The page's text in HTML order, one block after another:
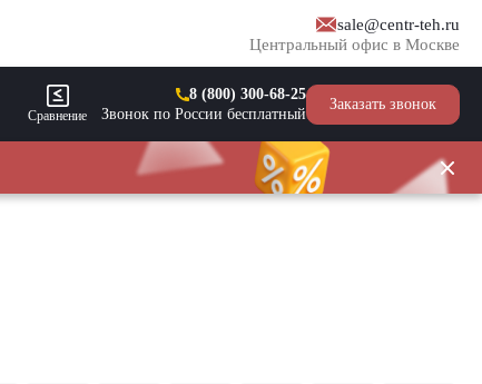
sale@centr-teh.ru
Центральный офис в Москве
Сравнение
8 (800) 300-68-25
Звонок по России бесплатный
Заказать звонок